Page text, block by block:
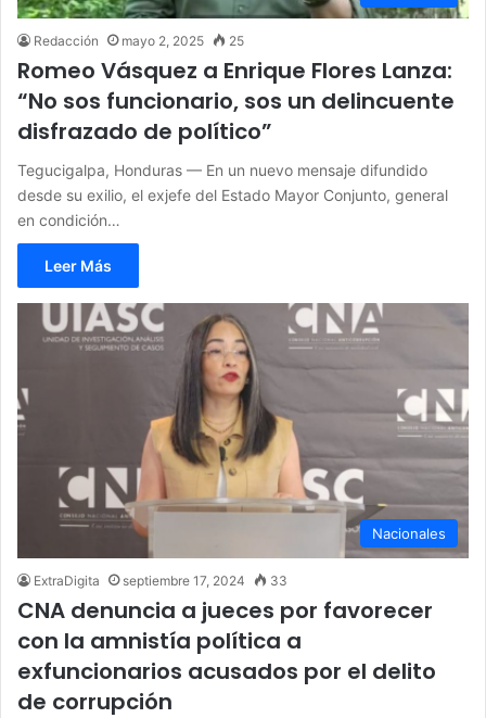
Redacción mayo 2, 2025 25
Romeo Vásquez a Enrique Flores Lanza:
“No sos funcionario, sos un delincuente
disfrazado de político”
Tegucigalpa, Honduras — En un nuevo mensaje difundido
desde su exilio, el exjefe del Estado Mayor Conjunto, general
en condición…
Leer Más
Nacionales
ExtraDigita septiembre 17, 2024 33
CNA denuncia a jueces por favorecer
con la amnistía política a
exfuncionarios acusados por el delito
de corrupción